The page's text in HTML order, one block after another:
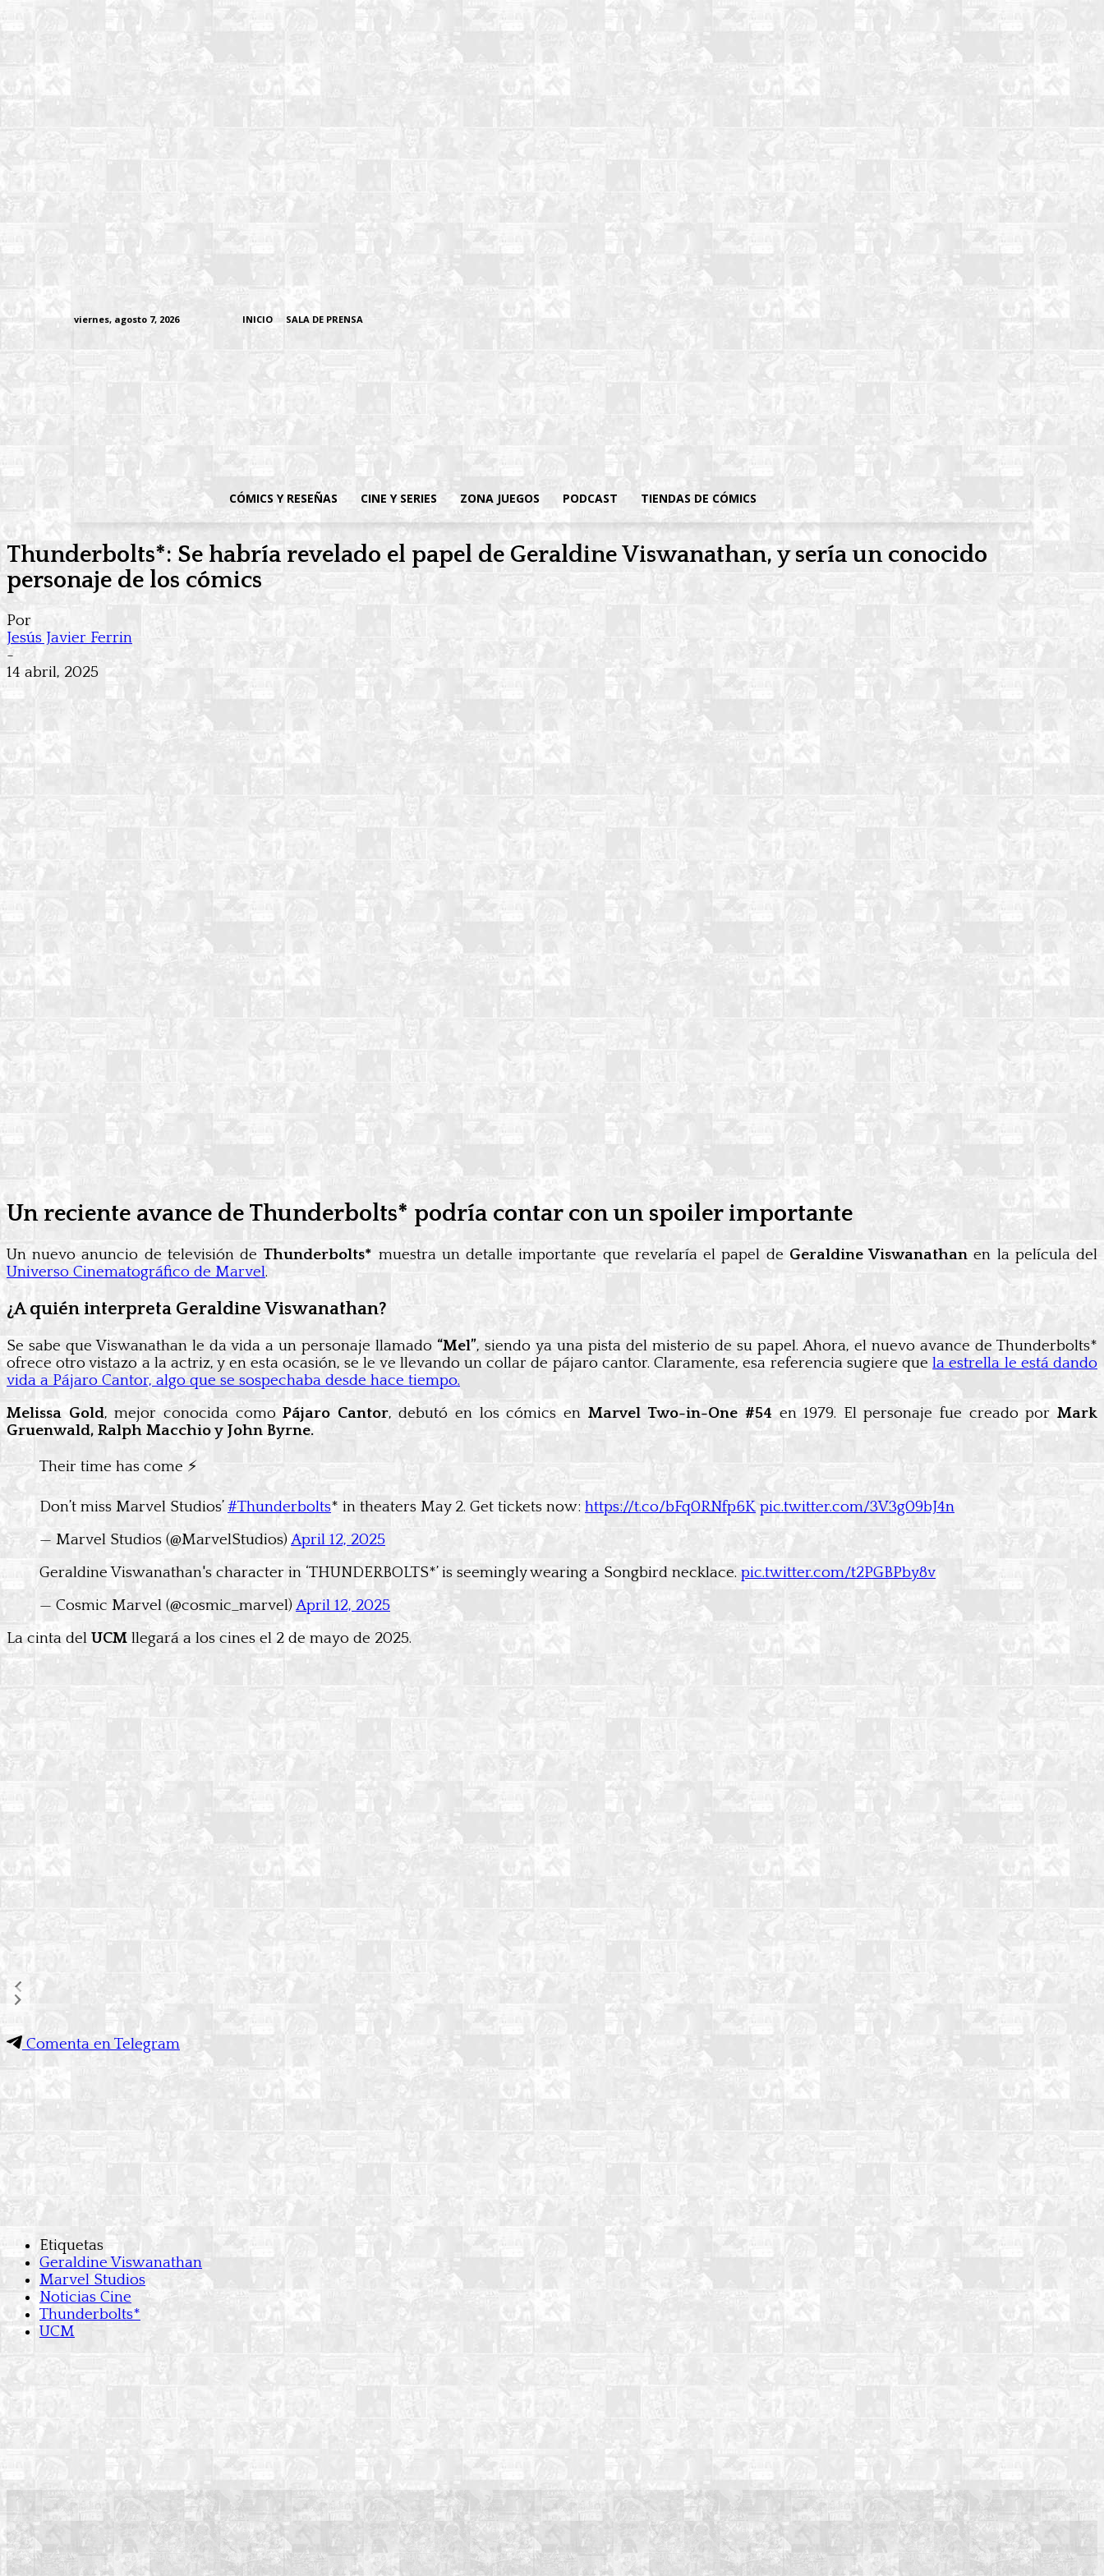
viernes, agosto 7, 2026 INICIO SALA DE PRENSA
CÓMICS Y RESEÑAS CINE Y SERIES ZONA JUEGOS PODCAST TIENDAS DE CÓMICS
Thunderbolts*: Se habría revelado el papel de Geraldine Viswanathan, y sería un conocido
personaje de los cómics
Por
Jesús Javier Ferrin
-
14 abril, 2025
Un reciente avance de Thunderbolts* podría contar con un spoiler importante
Un nuevo anuncio de televisión de Thunderbolts* muestra un detalle importante que revelaría el papel de Geraldine Viswanathan en la película del
Universo Cinematográfico de Marvel.
¿A quién interpreta Geraldine Viswanathan?
Se sabe que Viswanathan le da vida a un personaje llamado “Mel”, siendo ya una pista del misterio de su papel. Ahora, el nuevo avance de Thunderbolts*
ofrece otro vistazo a la actriz, y en esta ocasión, se le ve llevando un collar de pájaro cantor. Claramente, esa referencia sugiere quela estrella le está dando
vida a Pájaro Cantor, algo que se sospechaba desde hace tiempo.
Melissa Gold, mejor conocida comoPájaro Cantor, debutó en los cómics en Marvel Two-in-One #54 en 1979. El personaje fue creado porMark
Gruenwald, Ralph Macchio y John Byrne.
Their time has come ️⚡️
Don’t miss Marvel Studios’#Thunderbolts* in theaters May 2. Get tickets now: https://t.co/bFq0RNfp6K pic.twitter.com/3V3g09bJ4n
— Marvel Studios (@MarvelStudios)April 12, 2025
Geraldine Viswanathan's character in ‘THUNDERBOLTS*’ is seemingly wearing a Songbird necklace. pic.twitter.com/t2PGBPby8v
— Cosmic Marvel (@cosmic_marvel)April 12, 2025
La cinta del UCM llegará a los cines el 2 de mayo de 2025.
Comenta en Telegram
Etiquetas
Geraldine Viswanathan
Marvel Studios
Noticias Cine
Thunderbolts*
UCM